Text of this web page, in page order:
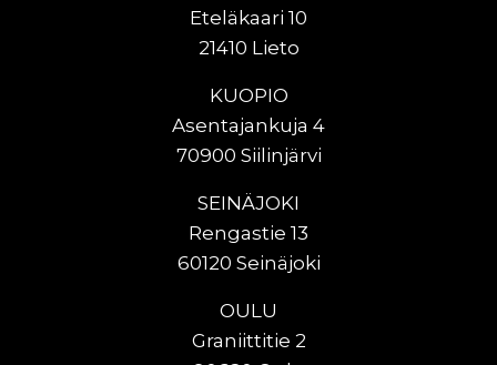
Eteläkaari 10
21410 Lieto
KUOPIO
Asentajankuja 4
70900 Siilinjärvi
SEINÄJOKI
Rengastie 13
60120 Seinäjoki
OULU
Graniittitie 2